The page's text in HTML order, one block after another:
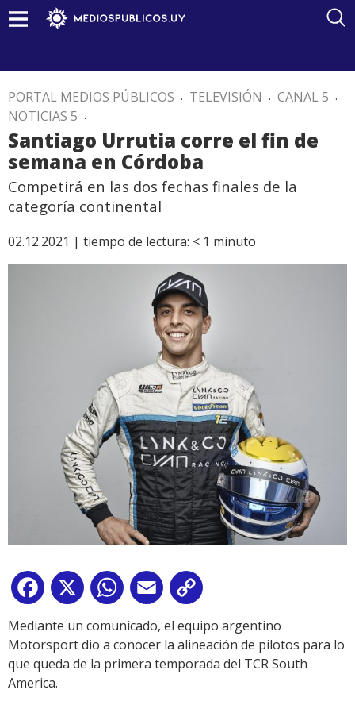
PORTAL MEDIOS PÚBLICOS . TELEVISIÓN . CANAL 5 .
NOTICIAS 5 .
Santiago Urrutia corre el fin de
semana en Córdoba
Competirá en las dos fechas finales de la
categoría continental
02.12.2021 | tiempo de lectura: < 1 minuto
Facebook
X WhatsApp
Email
Link
Mediante un comunicado, el equipo argentino
Motorsport dio a conocer la alineación de pilotos para lo
que queda de la primera temporada del TCR South
America.